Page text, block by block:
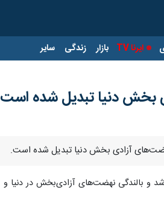
ایرنا TV بازار زندگی سایر
بخش دنیا تبدیل شده است